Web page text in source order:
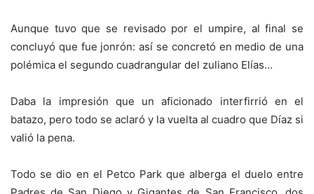
Aunque tuvo que se revisado por el umpire, al final se
concluyó que fue jonrón: así se concretó en medio de una
polémica el segundo cuadrangular del zuliano Elías…
Daba la impresión que un aficionado interfirrió en el
batazo, pero todo se aclaró y la vuelta al cuadro que Díaz si
valió la pena.
Todo se dio en el Petco Park que alberga el duelo entre